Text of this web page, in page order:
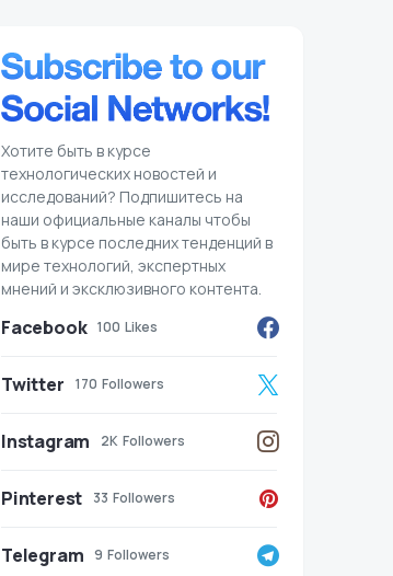
Хотите быть в курсе
технологических новостей и
исследований? Подпишитесь на
наши официальные каналы чтобы
быть в курсе последних тенденций в
мире технологий, экспертных
мнений и эксклюзивного контента.
Facebook 100 Likes
Twitter 170 Followers
Instagram 2K Followers
Pinterest 33 Followers
Telegram 9 Followers